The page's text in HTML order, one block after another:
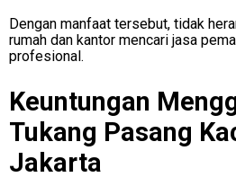
Dengan manfaat tersebut, tidak
rumah dan kantor mencari jasa
profesional.
Keuntungan
Tukang Pasang
Jakarta